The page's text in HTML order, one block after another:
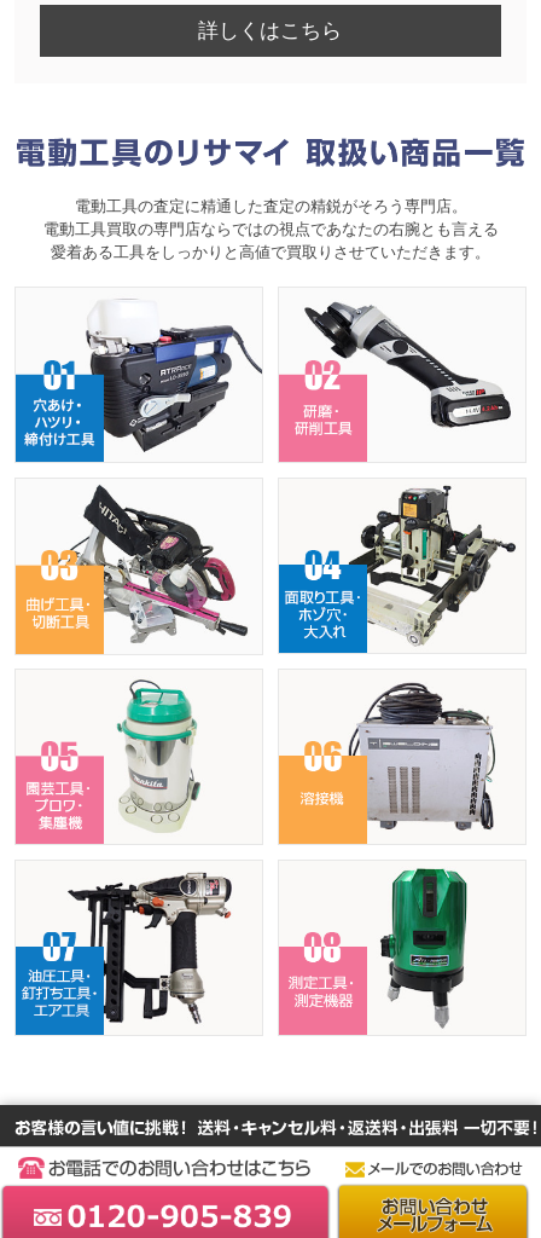
詳しくはこちら
電動工具の査定に精通した査定の精鋭がそろう専門店。
電動工具買取の専門店ならではの視点であなたの右腕とも言える
愛着ある工具をしっかりと高値で買取りさせていただきます。